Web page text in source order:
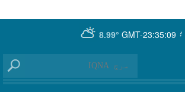
GMT-23:35:09
8.99° ؛